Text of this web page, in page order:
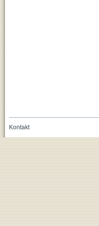
Kontakt